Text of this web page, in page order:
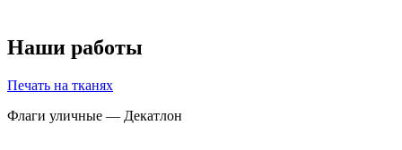
Наши работы
Печать на тканях
Флаги уличные — Декатлон